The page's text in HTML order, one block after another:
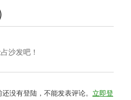
沙发吧！
没有登陆，不能发表评论。 立即登